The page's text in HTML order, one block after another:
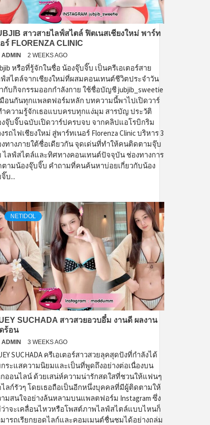
สาวสายไลฟ์สไตล์ ฟิตเนสเชียงใหม่ พาร์ท
อร์ FLORENZA CLINIC
ADMIN 2 WEEKS AGO
หรือที่รู้จักในชื่อ น้องจุ๊บจิ๊บ เป็นครีเอเตอร์สาย
สไตล์จากเชียงใหม่ที่ผสมคอนเทนต์ชีวิตประจำวัน
กับกิจกรรมออกกำลังกาย ใช้ชื่อบัญชี jubjib_sweetie
อนกันทุกแพลตฟอร์มหลัก บทความนี้พาไปเปิดวาร์
ความรู้จักเธอแบบครบทุกแง่มุม สารบัญ ประวัติ
จุ๊บจิ๊บฉบับเปิดวาร์ปครบจบ จากคลิปแอโรบิกริม
รถไฟเชียงใหม่ สู่พาร์ทเนอร์ Florenza Clinic บริหาร 3
ทางภายใต้ชื่อเดียวกัน จุดเด่นที่ทำให้คนติดตามจุ๊บ
ไลฟ์สไตล์และทิศทางคอนเทนต์ปัจจุบัน ช่องทางการ
ามน้องจุ๊บจิ๊บ คำถามที่คนค้นหาบ่อยเกี่ยวกับน้อง
บ...
NETIDOL
SUCHADA สาวสวยอวบอึ๋ม งานดี ผลงาน
ร้อน
ADMIN 3 WEEKS AGO
SUCHADA ครีเอเตอร์สาวสวยลุคสุดปังที่กำลังได้
ระแสความนิยมและเป็นที่พูดถึงอย่างต่อเนื่องบน
ออนไลน์ ด้วยเสน่ห์ความน่ารักสดใสที่ชวนให้แฟนๆ
ลก์รัวๆ โดยเธอถือเป็นอีกหนึ่งบุคคลที่มีผู้ติดตามให้
มสนใจอย่างล้นหลามบนแพลตฟอร์ม Instagram ซึ่ง
าจะเคลื่อนไหวหรือโพสต์ภาพไลฟ์สไตล์แบบไหนก็
ารถเรียกยอดไลก์และคอมเมนต์ชื่นชมได้อย่างถล่ม